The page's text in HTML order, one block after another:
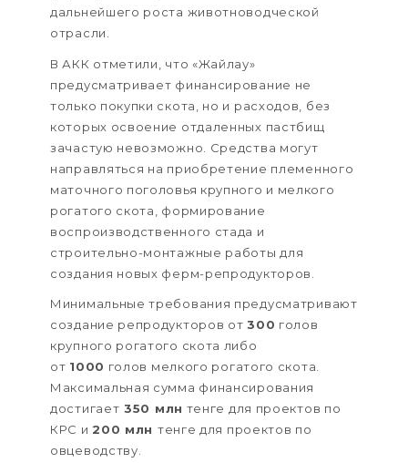
дальнейшего роста животноводческой
отрасли.
В АКК отметили, что «Жайлау»
предусматривает финансирование не
только покупки скота, но и расходов, без
которых освоение отдаленных пастбищ
зачастую невозможно. Средства могут
направляться на приобретение племенного
маточного поголовья крупного и мелкого
рогатого скота, формирование
воспроизводственного стада и
строительно-монтажные работы для
создания новых ферм-репродукторов.
Минимальные требования предусматривают
создание репродукторов от300 голов
крупного рогатого скота либо
от 1000 голов мелкого рогатого скота.
Максимальная сумма финансирования
достигает 350 млн тенге для проектов по
КРС и 200 млн тенге для проектов по
овцеводству.